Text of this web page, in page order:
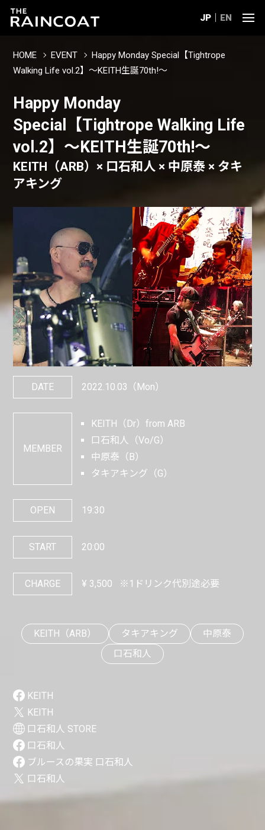
JP EN
HOME EVENT
Happy Monday Special【Tightrope
Walking Life vol.2】〜KEITH生誕70th!〜
Happy Monday
Special【Tightrope Walking Life
vol.2】〜KEITH生誕70th!〜
KEITH（ARB）× 口石和人 × 中原泰 × タキ
アキング
DATE 2022.10.03 （Mon）
MEMBER
KEITH（Dr）from ARB
口石和人（Vo/G）
中原泰（B）
タキアキング（G）
OPEN 19:30
START 20:00
CHARGE ¥ 3,500 ※1ドリンク代別途必要
KEITH（ARB） タキアキング
中原泰
口石和人
KEITH
KEITH
口石和人 STORE
口石和人
ブルースの果実 口石和人
口石和人